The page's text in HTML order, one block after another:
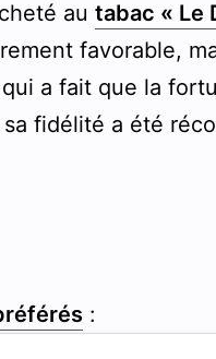
autabac « Le
favorable,
qui a fait que la
fidélité a été
: